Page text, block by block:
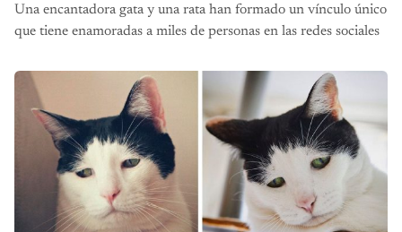
Una encantadora gata y una rata han formado un vínculo único
que tiene enamoradas a miles de personas en las redes sociales